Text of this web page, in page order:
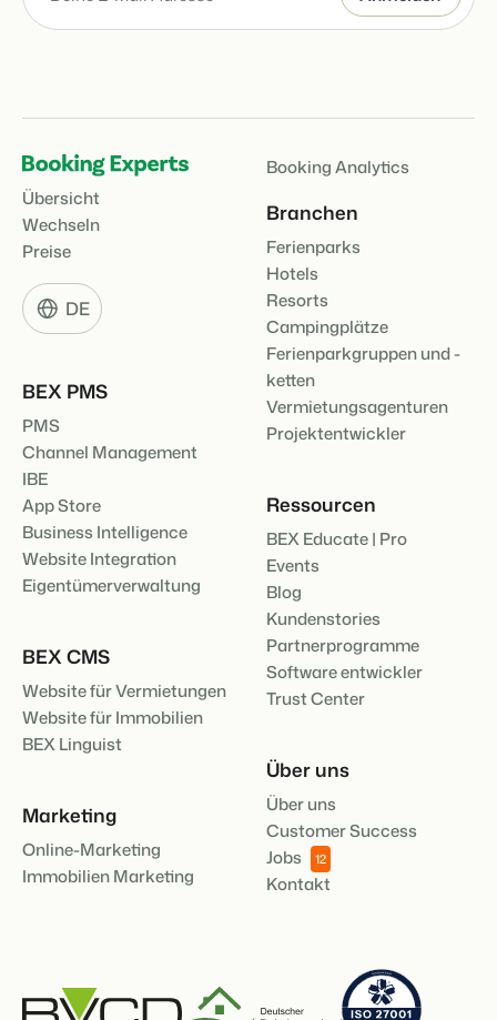
Übersicht
Wechseln
Preise
DE
BEX PMS
PMS
Channel Management
IBE
App Store
Business Intelligence
Website Integration
Eigentümerverwaltung
BEX CMS
Website für Vermietungen
Website für Immobilien
BEX Linguist
Marketing
Online-Marketing
Immobilien Marketing
Booking Analytics
Branchen
Ferienparks
Hotels
Resorts
Campingplätze
Ferienparkgruppen und -
ketten
Vermietungsagenturen
Projektentwickler
Ressourcen
BEX Educate | Pro
Events
Blog
Kundenstories
Partnerprogramme
Software entwickler
Trust Center
Über uns
Über uns
Customer Success
Jobs
12
Kontakt